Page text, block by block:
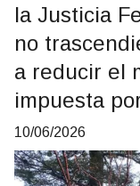
la Justicia
no
a reducir el
impuesta
10/06/2026